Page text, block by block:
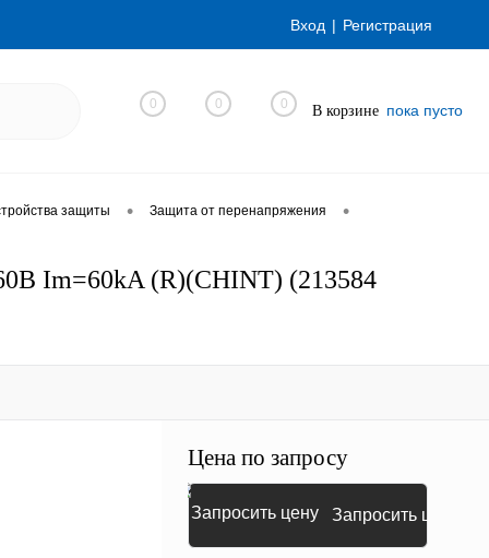
Вход Регистрация
0 0 0 В корзине пока пусто
защиты • Защита от перенапряжения •
Im=60kA (R)(CHINT) (213584
Цена по запросу
Запросить цену